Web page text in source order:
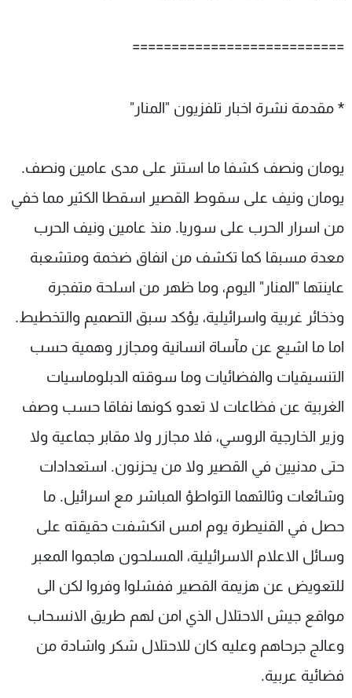
===========================
* مقدمة نشرة اخبار تلفزيون "المنار"
يومان ونصف كشفا ما استتر على مدى عامين ونصف.
يومان ونيف على سقوط القصير اسقطا الكثير مما خفي
من اسرار الحرب على سوريا. منذ عامين ونيف الحرب
معدة مسبقا كما تكشف من انفاق ضخمة ومتشعبة
عاينتها "المنار" اليوم، وما ظهر من اسلحة متفجرة
وذخائر غربية واسرائيلية، يؤكد سبق التصميم والتخطيط.
اما ما اشيع عن مآساة انسانية ومجازر وهمية حسب
التنسيقيات والفضائيات وما سوقته الدبلوماسيات
الغربية عن فظاعات لا تعدو كونها نفاقا حسب وصف
وزير الخارجية الروسي، فلا مجازر ولا مقابر جماعية ولا
حتى مدنيين في القصير ولا من يحزنون. استعدادات
وشائعات وثالثهما التواطؤ المباشر مع اسرائيل. ما
حصل في القنيطرة يوم امس انكشفت حقيقته على
وسائل الاعلام الاسرائيلية، المسلحون هاجموا المعبر
للتعويض عن هزيمة القصير ففشلوا وفروا لكن الى
مواقع جيش الاحتلال الذي امن لهم طريق الانسحاب
وعالج جرحاهم وعليه كان للاحتلال شكر واشادة من
فضائية عربية.